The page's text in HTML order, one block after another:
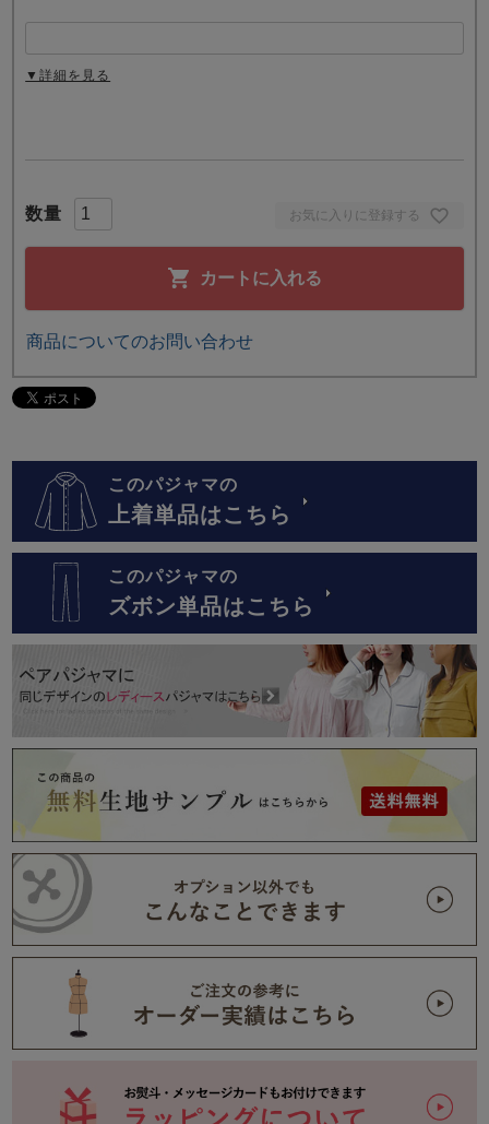
お気に入りに登録する
カートに入れる
▼詳細を見る
商品についてのお問い合わせ
このパジャマの
上着単品はこちら
このパジャマの
ズボン単品はこちら